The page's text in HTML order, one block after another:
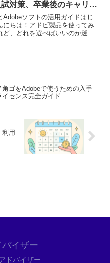
試対策、卒業後のキャリア
Adobeソフトの活用ガイドはじ
にちは！アドビ製品を使ってみ
ど、どれを選べばいいのか迷っ
角ゴをAdobeで使うための入手
イセンス完全ガイド
利用
イザー
ドバイザー.